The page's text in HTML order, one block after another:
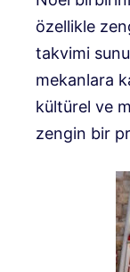
özellikle
takvimi
mekanlara
kültürel ve
zengin bir